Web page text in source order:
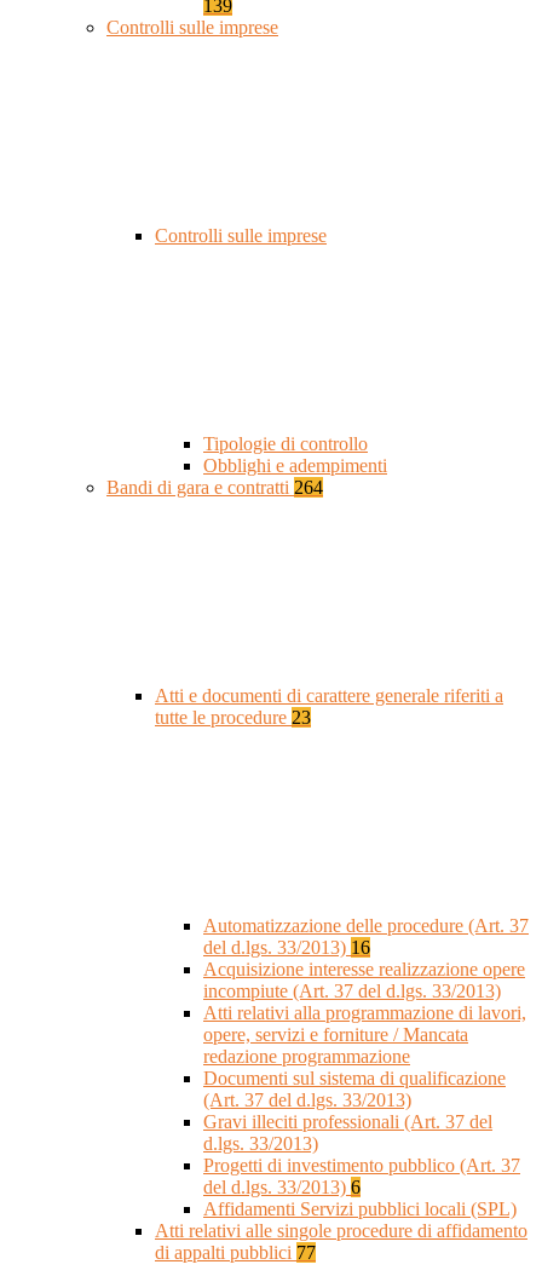
139
Controlli sulle imprese
Controlli sulle imprese
Tipologie di controllo
Obblighi e adempimenti
Bandi di gara e contratti 264
Atti e documenti di carattere generale riferiti a
tutte le procedure 23
Automatizzazione delle procedure (Art. 37
del d.lgs. 33/2013) 16
Acquisizione interesse realizzazione opere
incompiute (Art. 37 del d.lgs. 33/2013)
Atti relativi alla programmazione di lavori,
opere, servizi e forniture / Mancata
redazione programmazione
Documenti sul sistema di qualificazione
(Art. 37 del d.lgs. 33/2013)
Gravi illeciti professionali (Art. 37 del
d.lgs. 33/2013)
Progetti di investimento pubblico (Art. 37
del d.lgs. 33/2013) 6
Affidamenti Servizi pubblici locali (SPL)
Atti relativi alle singole procedure di affidamento
di appalti pubblici 77